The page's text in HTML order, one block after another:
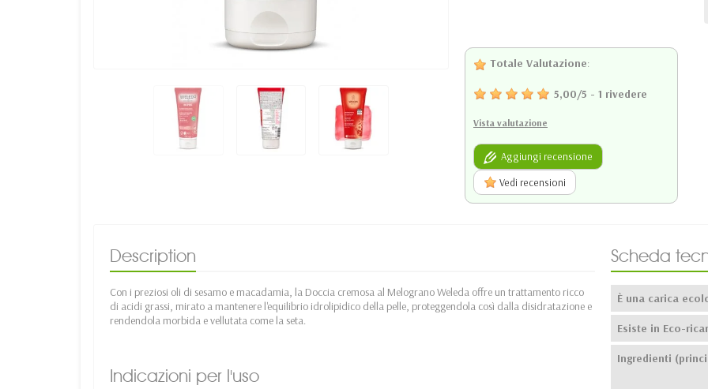
Totale Valutazione:
5,00/5 - 1 rivedere
Vista valutazione
Aggiungi recensione
Vedi recensioni
Description
Con i preziosi oli di sesamo e macadamia, la Doccia cremosa al Melograno Weleda offre un trattamento ricco
di acidi grassi, mirato a mantenere l'equilibrio idrolipidico della pelle, proteggendola così dalla disidratazione e
rendendola morbida e vellutata come la seta.
Indicazioni per l'uso
Scheda
È una carica
Esiste in Eco-
Ingredienti